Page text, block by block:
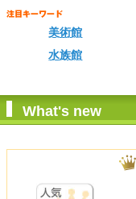
美術館
水族館
What's new